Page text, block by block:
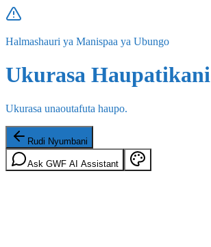
Halmashauri ya Manispaa ya Ubungo
Ukurasa Haupatikani
Ukurasa unaoutafuta haupo.
Rudi Nyumbani
Ask GWF AI Assistant